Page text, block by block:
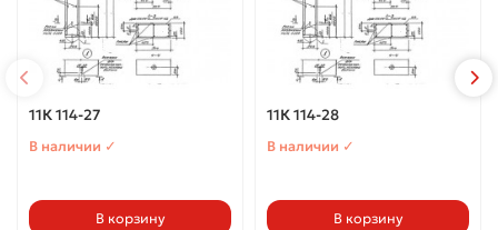
11К 114-27
В наличии ✓
В корзину
11К 114-28
В наличии ✓
В корзину